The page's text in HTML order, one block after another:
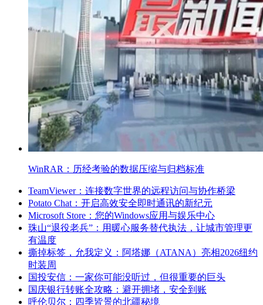
WinRAR：历经考验的数据压缩与归档标准
TeamViewer：连接数字世界的远程访问与协作桥梁
Potato Chat：开启高效安全即时通讯的新纪元
Microsoft Store：您的Windows应用与娱乐中心
珠山“退役老兵”：用暖心服务替代执法，让城市管理更
有温度
撕掉标签，允我定义：阿塔娜（ATANA）亮相2026纽约
时装周
国投安信：一家你可能没听过，但很重要的巨头
国庆银行转账全攻略：避开拥堵，安全到账
呼伦贝尔：四季皆景的北疆秘境